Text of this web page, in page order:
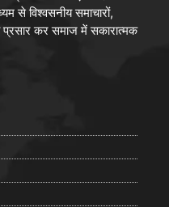
से विश्वसनीय समाचारों,
कर समाज में सकारात्मक